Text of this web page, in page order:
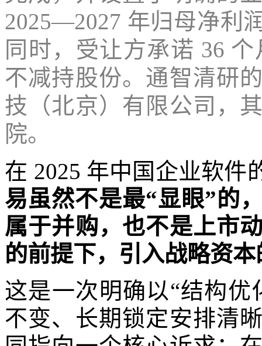
2025—2027 年归母净利
同时，受让方承诺 36
不减持股份。通智清研
技（北京）有限公司，
院。
在 2025 年中国企业软件
易虽然不是最“显眼”的
属于并购，也不是上市
的前提下，引入战略资
这是一次明确以“结构
不变、长期锁定安排清